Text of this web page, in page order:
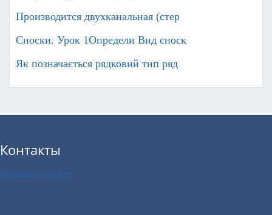
Производится двухканальная (стер
Сноски. Урок 1Определи Вид сноск
Як позначається рядковий тип ряд
Контакты
Реклама на сайте